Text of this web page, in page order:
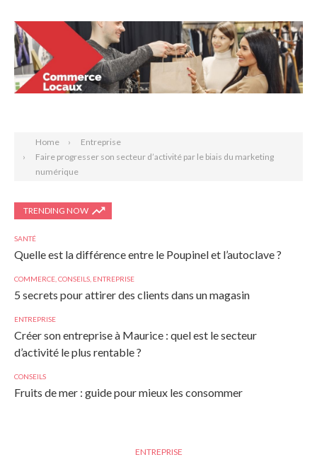
Home
Entreprise
Faire progresser son secteur d’activité par le biais du marketing
numérique
TRENDING NOW
SANTÉ
Quelle est la différence entre le Poupinel et l’autoclave ?
COMMERCE CONSEILS ENTREPRISE
5 secrets pour attirer des clients dans un magasin
ENTREPRISE
Créer son entreprise à Maurice : quel est le secteur
d’activité le plus rentable ?
CONSEILS
Fruits de mer : guide pour mieux les consommer
ENTREPRISE